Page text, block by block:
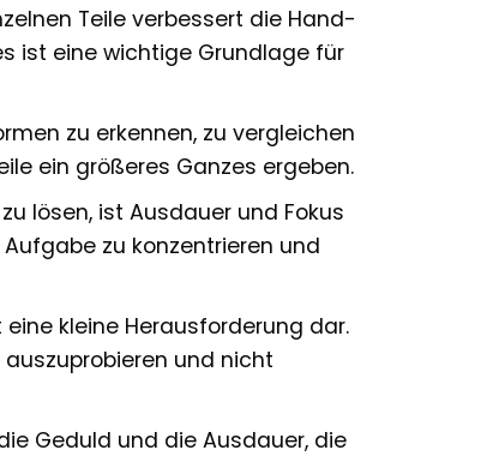
Teile verbessert die Hand-
ist eine wichtige Grundlage für
zu erkennen, zu vergleichen
ein größeres Ganzes ergeben.
lösen, ist Ausdauer und Fokus
zu konzentrieren und
kleine Herausforderung dar.
und nicht
Geduld und die Ausdauer, die